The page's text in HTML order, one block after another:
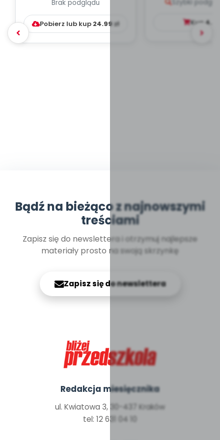
WYCHOWAWCZO –
DYDAKTYC...
Brak podglądu
Pobierz lub kup 24.99zł
Szybki
Kup
Bądź na bieżąco z najnowszymi
treściami
Zapisz się do newslettera i otrzymuj najlepsze
materiały prosto na swoją skrzynkę
Zapisz się do newslettera
Redakcja miesięcznika
ul. Kwiatowa 3, 30-437 Kraków
tel: 12 631 04 10